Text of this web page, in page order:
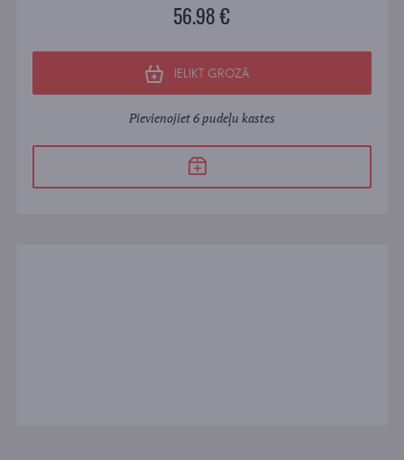
56.98 €
IELIKT GROZĀ
Pievienojiet 6 pudeļu kastes